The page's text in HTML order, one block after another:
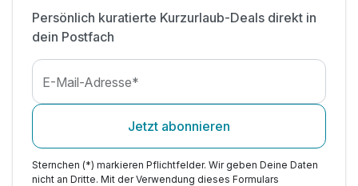
Persönlich kuratierte Kurzurlaub-Deals direkt in
dein Postfach
E-Mail-Adresse*
Jetzt abonnieren
Sternchen (*) markieren Pflichtfelder. Wir geben Deine Daten
nicht an Dritte. Mit der Verwendung dieses Formulars